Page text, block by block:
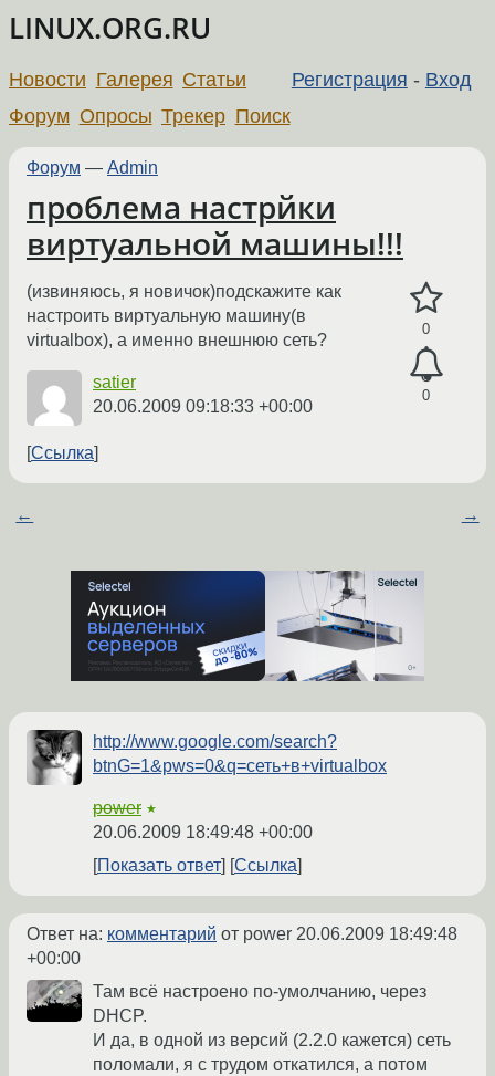
LINUX.ORG.RU
Регистрация - Вход
Новости Галерея Статьи
Форум Опросы Трекер Поиск
Форум — Admin
проблема настрйки
виртуальной машины!!!
0
0
(извиняюсь, я новичок)подскажите как
настроить виртуальную машину(в
virtualbox), а именно внешнюю сеть?
satier
20.06.2009 09:18:33 +00:00
Ссылка
← →
http://www.google.com/search?
btnG=1&pws=0&q=сеть+в+virtualbox
power ★
20.06.2009 18:49:48 +00:00
Показать ответ
Ссылка
Ответ на: комментарий от power 20.06.2009 18:49:48
+00:00
Там всё настроено по-умолчанию, через
DHCP.
И да, в одной из версий (2.2.0 кажется) сеть
поломали, я с трудом откатился, а потом